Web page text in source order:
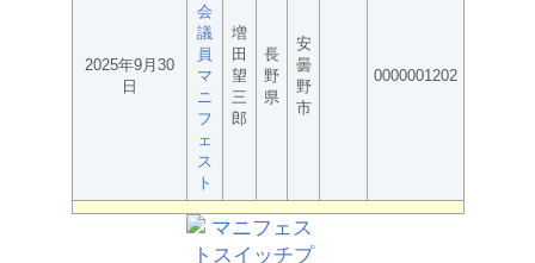
2025年9月30
日
会
議
員
マ
ニ
フ
ェ
ス
ト
増
田
望
三
郎
長
野
県
安
曇
野
市
0000001202